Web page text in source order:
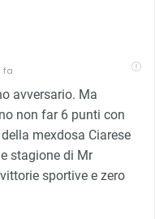
fa
avversario. Ma
non far 6 punti con
mexdosa Ciarese
stagione di Mr
sportive e zero